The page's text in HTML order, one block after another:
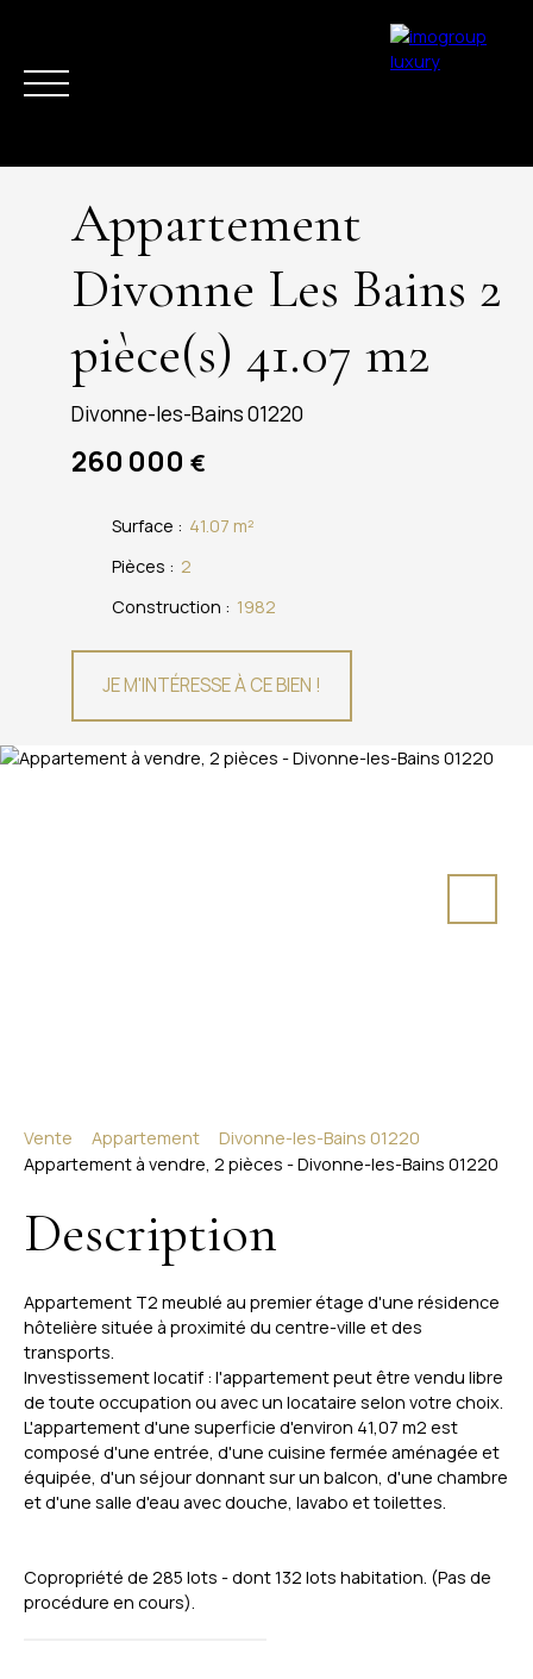
ACHETER VENDRE ESTIMER
Appartement
Divonne Les Bains 2
pièce(s) 41.07 m2
Divonne-les-Bains 01220
260 000 €
Surface : 41.07 m²
Pièces : 2
Construction : 1982
JE M'INTÉRESSE À CE BIEN !
Vente Appartement
Divonne-les-Bains 01220
Appartement à vendre, 2 pièces - Divonne-les-Bains 01220
Description
Appartement T2 meublé au premier étage d'une résidence
hôtelière située à proximité du centre-ville et des
transports.
Investissement locatif : l'appartement peut être vendu libre
de toute occupation ou avec un locataire selon votre choix.
L'appartement d'une superficie d'environ 41,07 m2 est
composé d'une entrée, d'une cuisine fermée aménagée et
équipée, d'un séjour donnant sur un balcon, d'une chambre
et d'une salle d'eau avec douche, lavabo et toilettes.
Copropriété de 285 lots - dont 132 lots habitation. (Pas de
procédure en cours).